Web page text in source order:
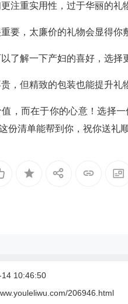
注重实用性，过于华丽的礼
要，太廉价的礼物会显得你
了解一下产妇的喜好，选择
，但精致的包装也能提升礼
，而在于你的心意！选择
份清单能帮到你，祝你送礼顺
10:46:50
206946.html